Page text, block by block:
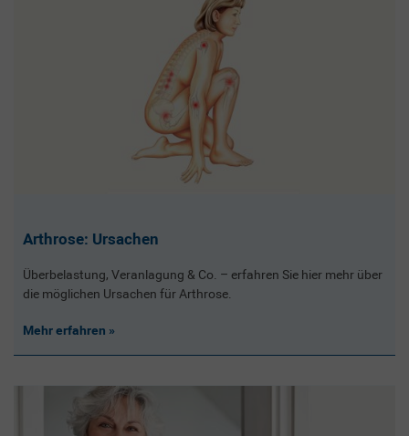
Arthrose: Ursachen
Überbelastung, Veranlagung & Co. – erfahren Sie hier mehr über
die möglichen Ursachen für Arthrose.
Mehr erfahren